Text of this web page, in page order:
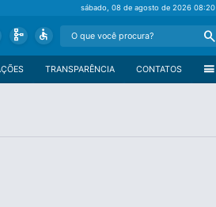
sábado, 08 de agosto de 202608:20
Schema Accessible Search
menu
CONTATOS
TRANSPARÊNCIA